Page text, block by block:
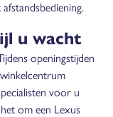
u wacht
openingstijden
voor u
om een Lexus